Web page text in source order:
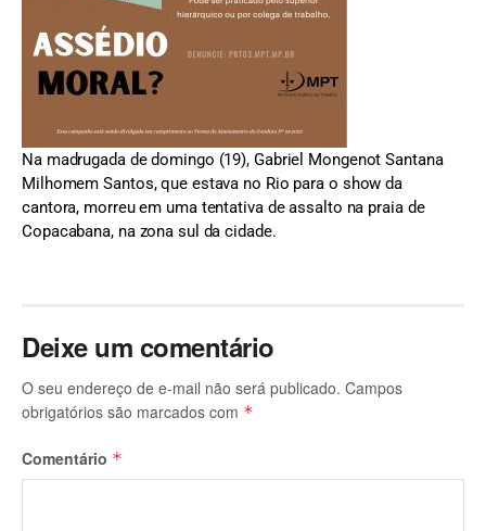
Na madrugada de domingo (19), Gabriel Mongenot Santana
Milhomem Santos, que estava no Rio para o show da
cantora, morreu em uma tentativa de assalto na praia de
Copacabana, na zona sul da cidade.
Deixe um comentário
O seu endereço de e-mail não será publicado. Campos
obrigatórios são marcados com *
Comentário *